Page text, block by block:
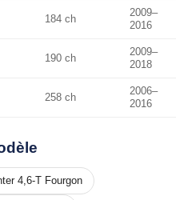
184 ch
2009–
2016
190 ch
2009–
2018
258 ch
2006–
2016
4,6-T Fourgon